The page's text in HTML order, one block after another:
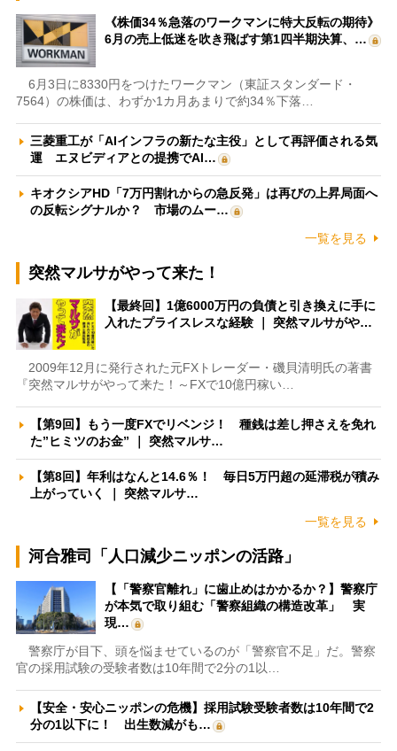
《株価34％急落のワークマンに特大反転の期待》
6月の売上低迷を吹き飛ばす第1四半期決算、…
6月3日に8330円をつけたワークマン（東証スタンダード・
7564）の株価は、わずか1カ月あまりで約34％下落…
三菱重工が「AIインフラの新たな主役」として再評価される気
運 エヌビディアとの提携でAI…
キオクシアHD「7万円割れからの急反発」は再びの上昇局面へ
の反転シグナルか？ 市場のムー…
一覧を見る
突然マルサがやって来た！
【最終回】1億6000万円の負債と引き換えに手に
入れたプライスレスな経験 ｜ 突然マルサがや…
2009年12月に発行された元FXトレーダー・磯貝清明氏の著書
『突然マルサがやって来た！～FXで10億円稼い…
【第9回】もう一度FXでリベンジ！ 種銭は差し押さえを免れ
た”ヒミツのお金” ｜ 突然マルサ…
【第8回】年利はなんと14.6％！ 毎日5万円超の延滞税が積み
上がっていく ｜ 突然マルサ…
一覧を見る
河合雅司「人口減少ニッポンの活路」
【「警察官離れ」に歯止めはかかるか？】警察庁
が本気で取り組む「警察組織の構造改革」 実
現…
警察庁が目下、頭を悩ませているのが「警察官不足」だ。警察
官の採用試験の受験者数は10年間で2分の1以…
【安全・安心ニッポンの危機】採用試験受験者数は10年間で2
分の1以下に！ 出生数減がも…